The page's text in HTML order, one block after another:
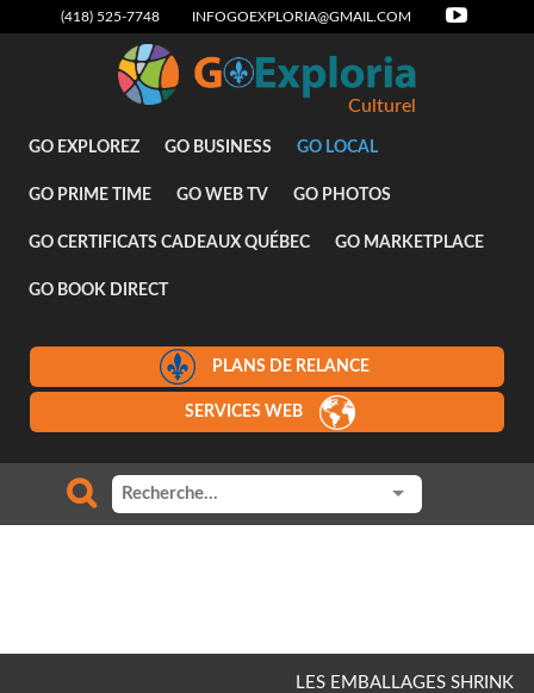
(418) 525-7748 INFOGOEXPLORIA@GMAIL.COM
Culturel
GO EXPLOREZ GO BUSINESS GO LOCAL
GO PRIME TIME GO WEB TV GO PHOTOS
GO CERTIFICATS CADEAUX QUÉBEC GO MARKETPLACE
GO BOOK DIRECT
PLANS DE RELANCE
SERVICES WEB
LES EMBALLAGES SHRINK